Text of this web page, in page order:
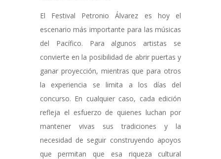
El Festival Petronio Álvarez es hoy el
escenario más importante para las músicas
del Pacífico. Para algunos artistas se
convierte en la posibilidad de abrir puertas y
ganar proyección, mientras que para otros
la experiencia se limita a los días del
concurso. En cualquier caso, cada edición
refleja el esfuerzo de quienes luchan por
mantener vivas sus tradiciones y la
necesidad de seguir construyendo apoyos
que permitan que esa riqueza cultural